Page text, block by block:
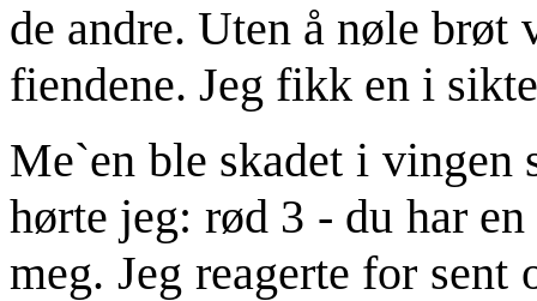
de andre. Uten å nøle brøt
fiendene. Jeg fikk en i
Me`en ble skadet i vingen
hørte jeg: rød 3 - du har
meg. Jeg reagerte for